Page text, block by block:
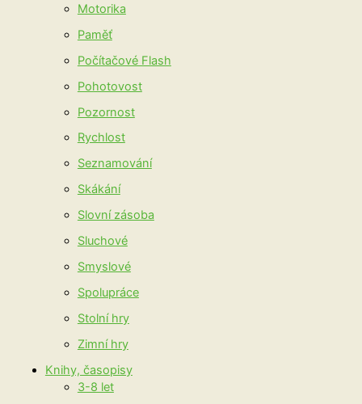
Motorika
Paměť
Počítačové Flash
Pohotovost
Pozornost
Rychlost
Seznamování
Skákání
Slovní zásoba
Sluchové
Smyslové
Spolupráce
Stolní hry
Zimní hry
Knihy, časopisy
3-8 let